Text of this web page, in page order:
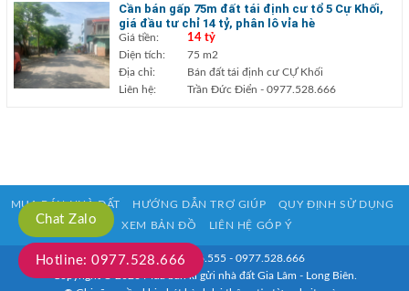
Cần bán gấp 75m đất tái định cư tổ 5 Cự Khối,
giá đầu tư chỉ 14 tỷ, phân lô vỉa hè
Giá tiền: 14 tỷ
Diện tích:
75 m2
Địa chỉ:
Bán đất tái định cư CỰ Khối
Liên hệ:
Trần Đức Điển - 0977.528.666
MUA BÁN NHÀ ĐẤT HƯỚNG DẪN TRỢ GIÚP
QUY ĐỊNH SỬ DỤNG
XEM BẢN ĐỒ
LIÊN HỆ GÓP Ý
HOTLINE: 0933.916.555 - 0977.528.666
Copyright © 2020 Mua bán kí gửi nhà đất Gia Lâm - Long Biên.
Chat Zalo
Hotline: 0977.528.666